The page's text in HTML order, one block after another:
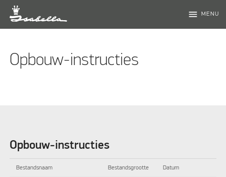
menu MENU
Opbouw-instructies
Opbouw-instructies
Bestandsnaam Bestandsgrootte Datum